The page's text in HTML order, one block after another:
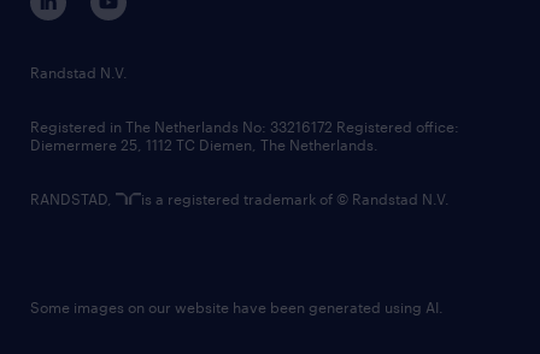
randstad innovation fund
country websites
Randstad N.V.
Registered in The Netherlands No: 33216172 Registered office:
Diemermere 25, 1112 TC Diemen, The Netherlands.
RANDSTAD, is a registered trademark of © Randstad N.V.
Some images on our website have been generated using AI.